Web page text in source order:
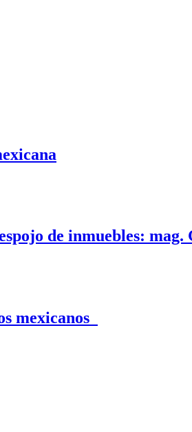
de inmuebles:
mexicanos